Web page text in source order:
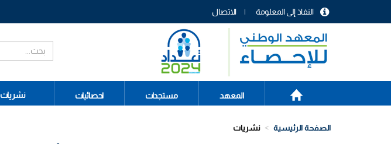
menu
header
الاتصال النفاذ إلى المعلومة
Main
navigation
الرئيسية
المعهد مستجدات احصائيات نشريات
الصفحة الرئيسية نشريات